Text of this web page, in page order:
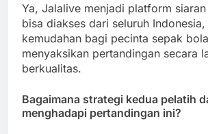
Ya, Jalalive menjadi platform
bisa diakses dari seluruh
kemudahan bagi pecinta sepak
menyaksikan pertandingan secara
berkualitas.
Bagaimana strategi kedua pelatih
menghadapi pertandingan ini?